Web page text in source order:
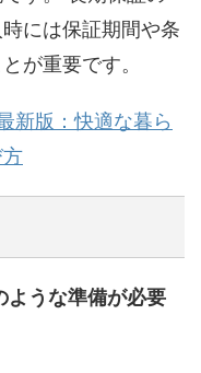
には保証期間や条
が重要です。
新版：快適な暮ら
ような準備が必要